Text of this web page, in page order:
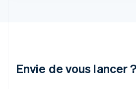
Envie de vous lancer ?
Deutsch English